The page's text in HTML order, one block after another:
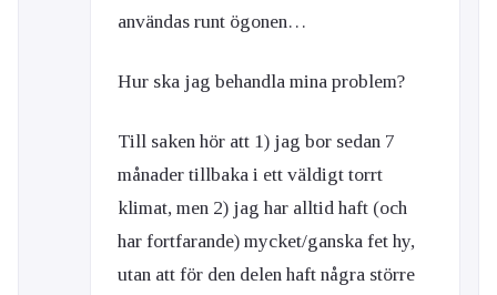
användas runt ögonen…
Hur ska jag behandla mina problem?
Till saken hör att 1) jag bor sedan 7
månader tillbaka i ett väldigt torrt
klimat, men 2) jag har alltid haft (och
har fortfarande) mycket/ganska fet hy,
utan att för den delen haft några större